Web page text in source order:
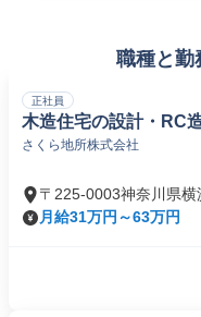
職種と勤
正社員
木造住宅の設計・RC
さくら地所株式会社
〒225-0003神奈川県横
月給31万円～63万円